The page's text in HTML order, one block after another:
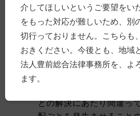
にしております。その事
価していただき、別件で
をいただいたり、事件の
だくこともあります。も
士は、ひとつひとつに真
との解決にあたり間違っ
介してほしいというご要望をい
をもった対応が難しいため、別
切行っておりません。こちらも
おきください。今後とも、地域
法人豊前総合法律事務所を、よ
ます。